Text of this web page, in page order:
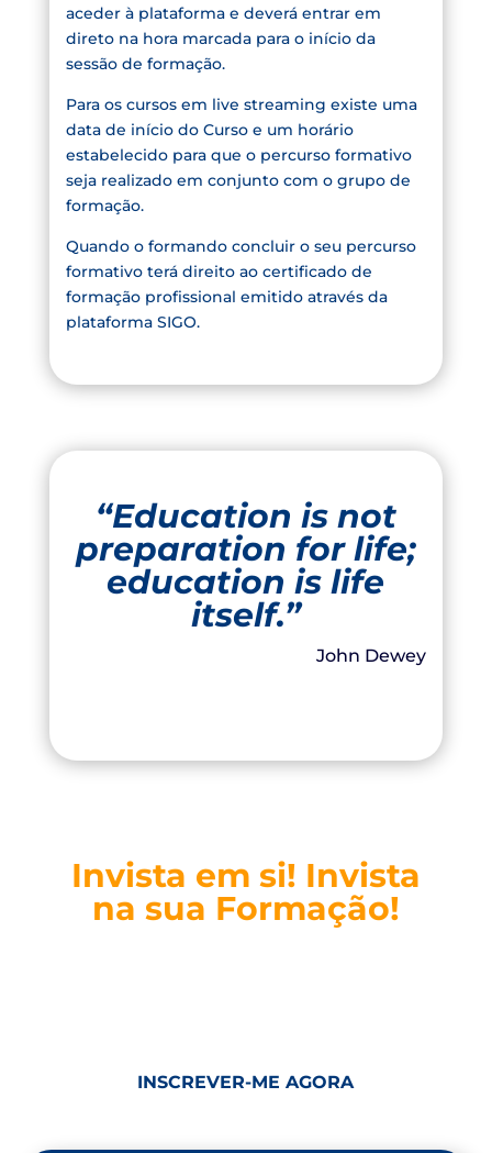
aceder à plataforma e deverá entrar em
direto na hora marcada para o início da
sessão de formação.
Para os cursos em live streaming existe uma
data de início do Curso e um horário
estabelecido para que o percurso formativo
seja realizado em conjunto com o grupo de
formação.
Quando o formando concluir o seu percurso
formativo terá direito ao certificado de
formação profissional emitido através da
plataforma SIGO.
“Education is not
preparation for life;
education is life
itself.”
John Dewey
Invista em si! Invista
na sua Formação!
INSCREVER-ME AGORA